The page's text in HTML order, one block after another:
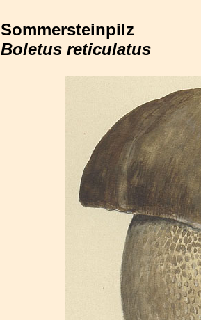
Sommersteinpilz
Boletus reticulatus